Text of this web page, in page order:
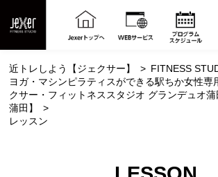
近トレしよう【ジェクサー】
FITNESS
ヨガ・マシンピラティスができる駅ちか女性専
クサー・フィットネススタジオ グランデュオ
蒲田】
レッスン